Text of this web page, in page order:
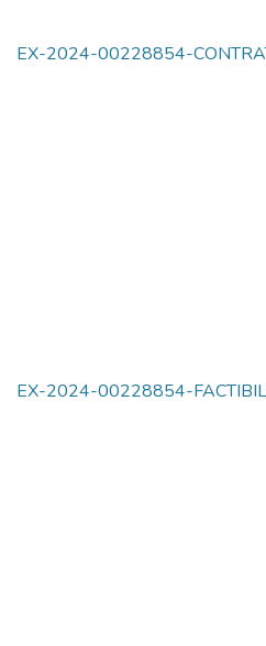
EX-2024-00228854-
EX-2024-00228854-